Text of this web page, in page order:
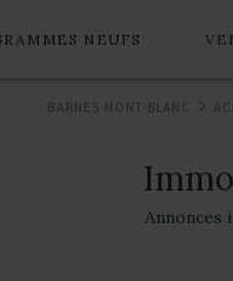
NEUFS
BARNES MONT-BLANC
Annonces